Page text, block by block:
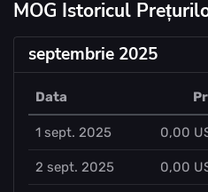
MOG Istoricul
septembrie 2025
Data
1 sept. 2025 0,00
2 sept. 2025 0,00